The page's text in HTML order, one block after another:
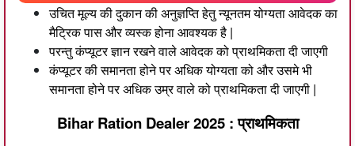
उचित मूल्य की दुकान की अनुज्ञप्ति हेतु न्यूनतम योग्यता आवेदक का
मैट्रिक पास और व्यस्क होना आवश्यक है |
परन्तु कंप्यूटर ज्ञान रखने वाले आवेदक को प्राथमिकता दी जाएगी
कंप्यूटर की समानता होने पर अधिक योग्यता को और उसमे भी
समानता होने पर अधिक उम्र वाले को प्राथमिकता दी जाएगी |
Bihar Ration Dealer 2025 : प्राथमिकता